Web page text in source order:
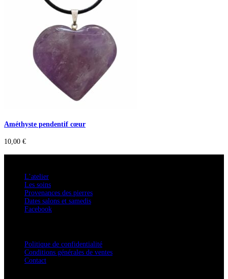
Améthyste pendentif cœur
10,00 €
L’atelier
Les soins
Provenances des pierres
Dates salons et samedis
Facebook
Politique de confidentialité
Conditions générales de ventes
Contact